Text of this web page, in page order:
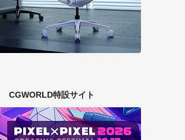
CGWORLD特設サイト